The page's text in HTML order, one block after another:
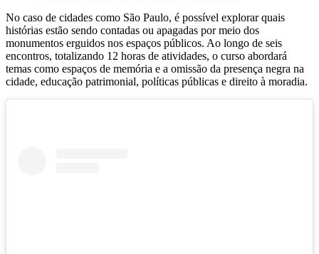
No caso de cidades como São Paulo, é possível explorar quais
histórias estão sendo contadas ou apagadas por meio dos
monumentos erguidos nos espaços públicos. Ao longo de seis
encontros, totalizando 12 horas de atividades, o curso abordará
temas como espaços de memória e a omissão da presença negra na
cidade, educação patrimonial, políticas públicas e direito à moradia.